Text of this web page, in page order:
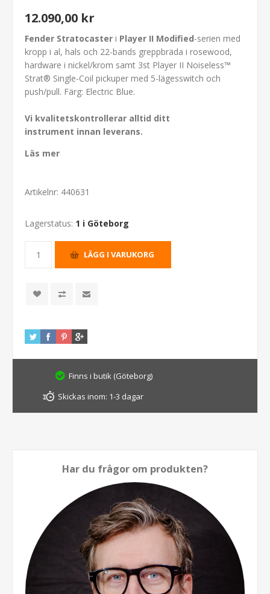
12.090,00 kr
Fender Stratocaster i Player II Modified-serien med
kropp i al, hals och 22-bands greppbräda i rosewood,
hardware i nickel/krom samt 3st Player II Noiseless™
Strat® Single-Coil pickuper med 5-lägesswitch och
push/pull. Färg: Electric Blue.
Vi kvalitetskontrollerar alltid ditt
instrument innan leverans.
Läs mer
Artikelnr: 440631
Lagerstatus: 1 i Göteborg
Finns i butik (Göteborg)
Skickas inom: 1-3 dagar
Har du frågor om produkten?